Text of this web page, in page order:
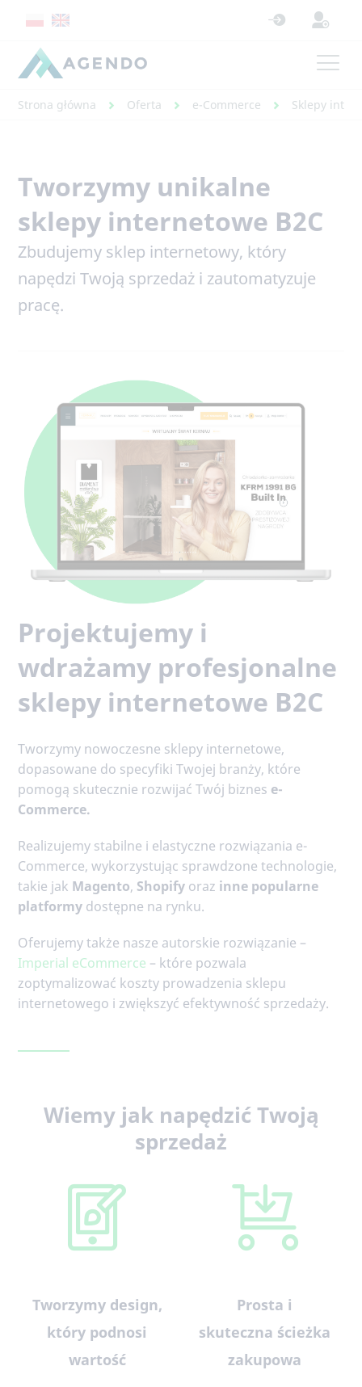
Strona główna Oferta e-Commerce Sklepy
Tworzymy unikalne
sklepy internetowe B2C
Zbudujemy sklep internetowy, który
napędzi Twoją sprzedaż i zautomatyzuje
pracę.
Projektujemy i
wdrażamy profesjonalne
sklepy internetowe B2C
Tworzymy nowoczesne sklepy internetowe,
dopasowane do specyfiki Twojej branży, które
pomogą skutecznie rozwijać Twój biznes e-
Commerce.
Realizujemy stabilne i elastyczne rozwiązania e-
Commerce, wykorzystując sprawdzone technologie,
takie jak Magento, Shopify oraz inne popularne
platformy dostępne na rynku.
Oferujemy także nasze autorskie rozwiązanie –
Imperial eCommerce – które pozwala
zoptymalizować koszty prowadzenia sklepu
internetowego i zwiększyć efektywność sprzedaży.
Wiemy jak napędzić Twoją
sprzedaż
Tworzymy design,
który podnosi
wartość
Prosta i
skuteczna ścieżka
zakupowa